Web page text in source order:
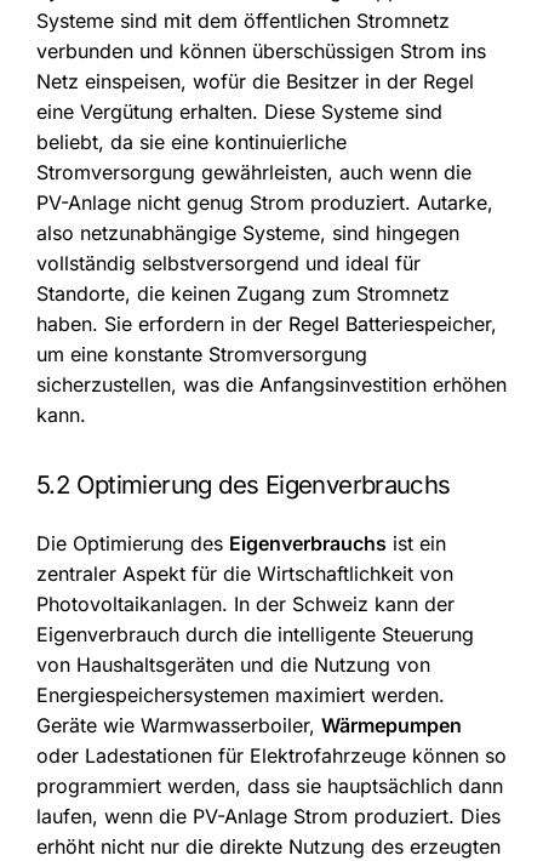
Systeme sind mit dem öffentlichen Stromnetz
verbunden und können überschüssigen Strom ins
Netz einspeisen, wofür die Besitzer in der Regel
eine Vergütung erhalten. Diese Systeme sind
beliebt, da sie eine kontinuierliche
Stromversorgung gewährleisten, auch wenn die
PV-Anlage nicht genug Strom produziert. Autarke,
also netzunabhängige Systeme, sind hingegen
vollständig selbstversorgend und ideal für
Standorte, die keinen Zugang zum Stromnetz
haben. Sie erfordern in der Regel Batteriespeicher,
um eine konstante Stromversorgung
sicherzustellen, was die Anfangsinvestition erhöhen
kann.
5.2 Optimierung des Eigenverbrauchs
Die Optimierung des Eigenverbrauchsist ein
zentraler Aspekt für die Wirtschaftlichkeit von
Photovoltaikanlagen. In der Schweiz kann der
Eigenverbrauch durch die intelligente Steuerung
von Haushaltsgeräten und die Nutzung von
Energiespeichersystemen maximiert werden.
Geräte wie Warmwasserboiler, Wärmepumpen
oder Ladestationen für Elektrofahrzeuge können so
programmiert werden, dass sie hauptsächlich dann
laufen, wenn die PV-Anlage Strom produziert. Dies
erhöht nicht nur die direkte Nutzung des erzeugten